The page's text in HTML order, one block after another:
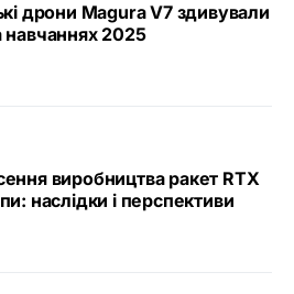
дрони Magura V7 здивували
2025
виробництва ракет RTX
наслідки і перспективи